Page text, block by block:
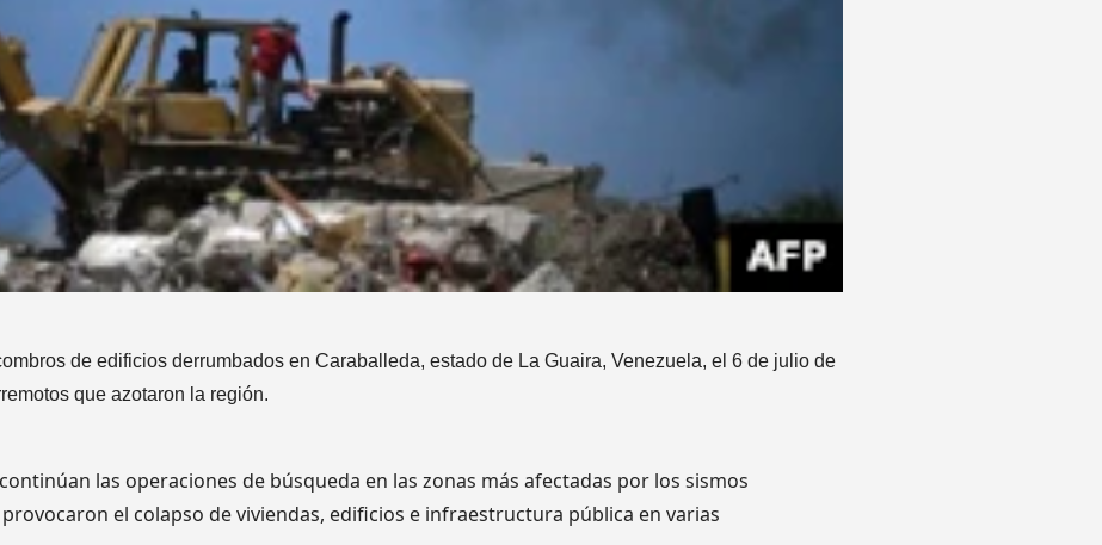
de edificios derrumbados en Caraballeda, estado de La Guaira, Venezuela, el 6 de julio de
que azotaron la región.
las operaciones de búsqueda en las zonas más afectadas por los sismos
el colapso de viviendas, edificios e infraestructura pública en varias